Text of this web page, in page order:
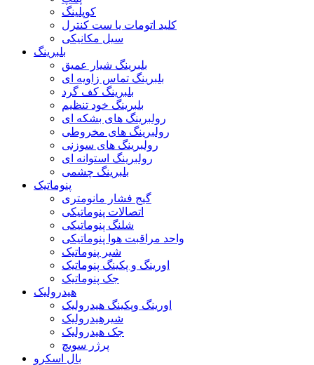
کوپلینگ
کلید اتومات یا ست کنترل
سیل مکانیکی
بلبرینگ
بلبرینگ شیار عمیق
بلبرینگ تماس زاویه ای
بلبرینگ کف گرد
بلبرینگ خود تنظیم
رولبرینگ های بشکه ای
رولبرینگ های مخروطی
رولبرینگ های سوزنی
رولبرینگ استوانه ای
بلبرینگ چشمی
پنوماتیک
گیج فشار مانومتری
اتصالات پنوماتیکی
شلنگ پنوماتیکی
واحد مراقبت هوا پنوماتیکی
شیر پنوماتیک
اورینگ و پکینگ پنوماتیک
جک پنوماتیک
هیدرولیک
اورینگ وپکینگ هیدرولیک
شیرهیدرولیک
جک هیدرولیک
پرژر سویچ
بال اسکرو